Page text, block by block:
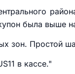
была выше
зон. Простой
в кассе."